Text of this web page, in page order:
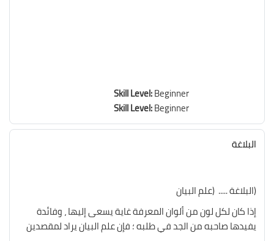
Skill Level:Beginner
Skill Level:Beginner
البلاغة
(البلاغة ..... (علم البيان
إذا كان لكل لون من ألوان المعرفة غاية يسعى إليها ، وفائدة
يفيدها صاحبه من الجد في طلبه ؛ فإن علم البيان يراد لمقصدين